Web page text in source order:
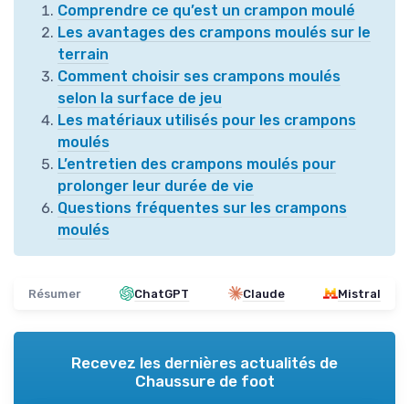
Comprendre ce qu’est un crampon moulé
Les avantages des crampons moulés sur le
terrain
Comment choisir ses crampons moulés
selon la surface de jeu
Les matériaux utilisés pour les crampons
moulés
L’entretien des crampons moulés pour
prolonger leur durée de vie
Questions fréquentes sur les crampons
moulés
Résumer ChatGPT Claude Mistral
Recevez les dernières actualités de
Chaussure de foot